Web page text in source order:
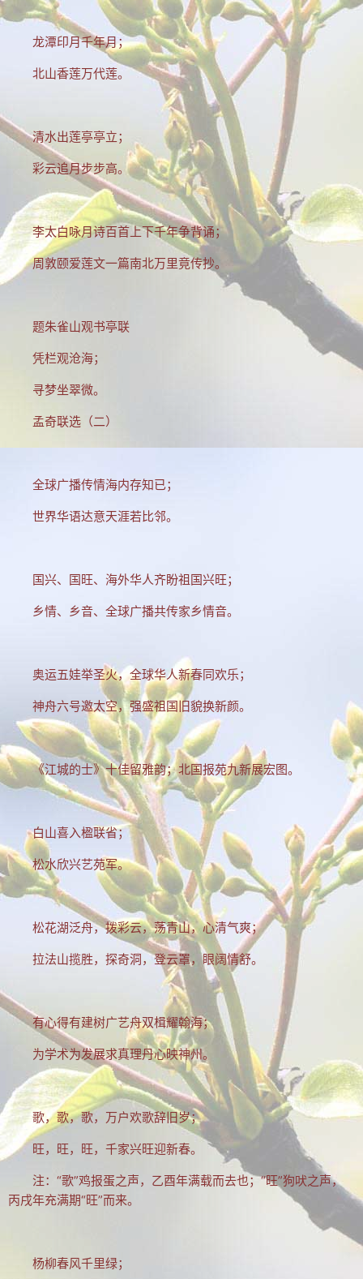
龙潭印月千年月；
北山香莲万代莲。
清水出莲亭亭立；
彩云追月步步高。
李太白咏月诗百首上下千年争背诵；
周敦颐爱莲文一篇南北万里竟传抄。
题朱雀山观书亭联
凭栏观沧海；
寻梦坐翠微。
孟奇联选（二）
全球广播传情海内存知已；
世界华语达意天涯若比邻。
国兴、国旺、海外华人齐盼祖国兴旺；
乡情、乡音、全球广播共传家乡情音。
奥运五娃举圣火，全球华人新春同欢乐；
神舟六号邀太空，强盛祖国旧貌换新颜。
《江城的士》十佳留雅韵；北国报苑九新展宏图。
白山喜入楹联省；
松水欣兴艺苑军。
松花湖泛舟，拨彩云，荡青山，心清气爽；
拉法山揽胜，探奇洞，登云罩，眼阔情舒。
有心得有建树广艺舟双楫耀翰海；
为学术为发展求真理丹心映神州。
歌，歌，歌，万户欢歌辞旧岁；
旺，旺，旺，千家兴旺迎新春。
注：“歌”鸡报蛋之声，乙酉年满载而去也；“旺”狗吠之声，
丙戌年充满期“旺”而来。
杨柳春风千里绿；